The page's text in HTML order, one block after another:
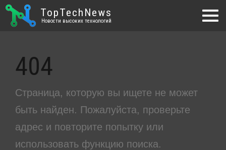
TopTechNews
Новости высоких технологий
404
Страница, которую вы ищете не может
быть найден. Пожалуйста, проверьте
адрес и повторите попытку или
использовать функцию поиска.